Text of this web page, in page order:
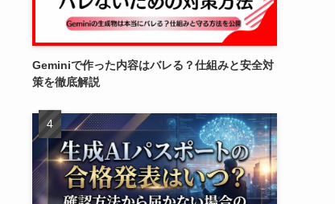
Geminiで作った内容はバレる？仕組みと安全対
策を徹底解説